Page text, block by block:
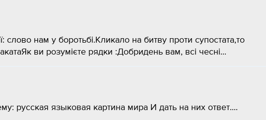
слово нам у боротьбі.Кликало на битву проти супостата,то
ви розумієте рядки :Добридень вам, всі чесні...
русская языковая картина мира И дать на них ответ....